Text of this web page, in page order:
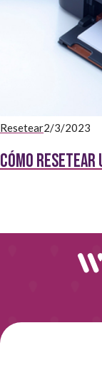
Resetear2/3/2023
Cómo resetear